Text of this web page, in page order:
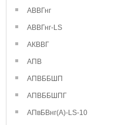
АВВГнг
АВВГнг-LS
АКВВГ
АПВ
АПВББШП
АПВББШПГ
АПвБВнг(А)-LS-10